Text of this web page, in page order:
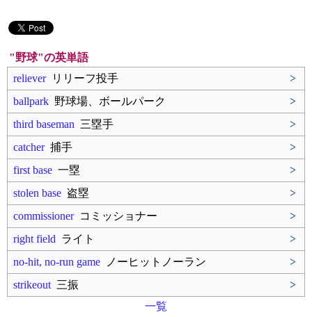
"野球"の英単語
relieverリリーフ投手
>
ballpark 野球場、ボールパーク
>
third baseman 三塁手
>
catcher捕手
>
first base 一塁
>
stolen base 盗塁
>
commissionerコミッショナー
>
right field ライト
>
no‐hit, no‐run game ノーヒットノーラン
>
strikeout 三振
>
一覧